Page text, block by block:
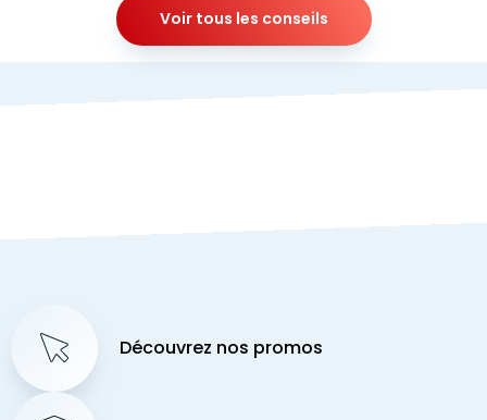
Voir tous les conseils
Découvrez nos promos